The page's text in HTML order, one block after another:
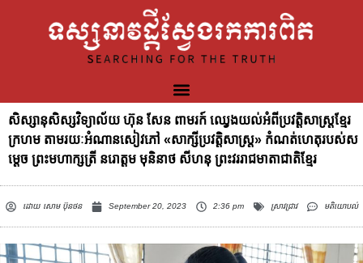
សិស្សានុសិស្សវិទ្យាល័យ ហ៊ុន សែន ពាមរក៍ ឈ្វេងយល់អំពីប្រវត្តិសាស្ត្រខ្មែរ
ក្រហម តាមរយៈអំណានសៀវភៅ «សាក្សីប្រវត្តិសាស្ត្រ» កំណត់ហេតុរបស់ស
ម្តេច ព្រះមហាក្សត្រី នរោត្តម មុនិនាថ សីហនុ ព្រះវររាជមាតាជាតិខ្មែរ
ដោយសោម ប៊ុនថន September 20, 2023 2:36 pm ស្រាវជ្រាវ មតិយោបល់